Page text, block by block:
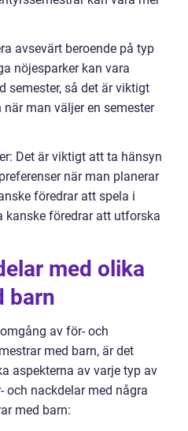
avsevärt beroende på typ
nöjesparker kan vara
semester, så det är viktigt
man väljer en semester
Det är viktigt att ta hänsyn
när man planerar
föredrar att spela i
kanske föredrar att utforska
med olika
barn
av för- och
med barn, är det
aspekterna av varje typ av
och nackdelar med några
med barn: